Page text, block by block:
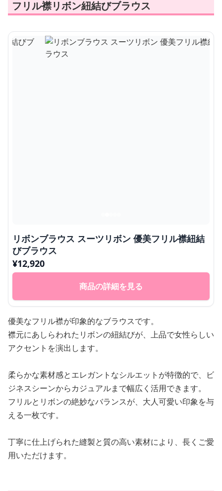
フリル襟リボン紐結びブラウス
リボンブラウス スーツリボン 優美フリル襟紐結
びブラウス
¥12,920
商品の詳細を見る
優美なフリル襟が印象的なブラウスです。
襟元にあしらわれたリボンの紐結びが、上品で女性らしい
アクセントを演出します。
柔らかな素材感とエレガントなシルエットが特徴的で、ビ
ジネスシーンからカジュアルまで幅広く活用できます。
フリルとリボンの絶妙なバランスが、大人可愛い印象を与
える一枚です。
丁寧に仕上げられた縫製と質の高い素材により、長くご愛
用いただけます。